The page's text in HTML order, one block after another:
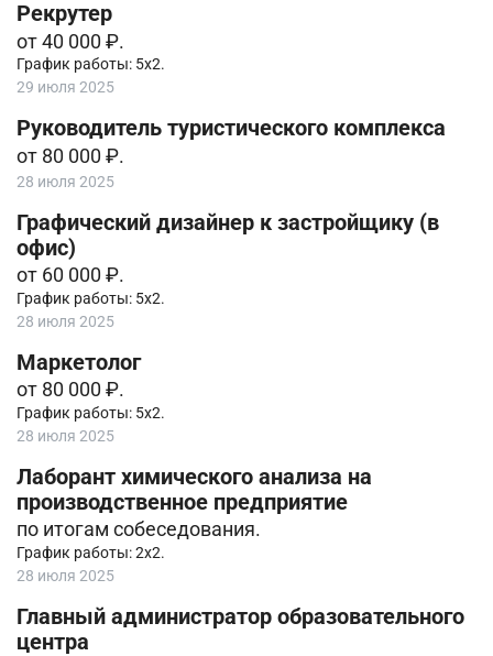
Рекрутер
от 40 000 ₽.
График работы: 5х2.
29 июля 2025
Руководитель туристического комплекса
от 80 000 ₽.
28 июля 2025
Графический дизайнер к застройщику (в
офис)
от 60 000 ₽.
График работы: 5х2.
28 июля 2025
Маркетолог
от 80 000 ₽.
График работы: 5х2.
28 июля 2025
Лаборант химического анализа на
производственное предприятие
по итогам собеседования.
График работы: 2х2.
28 июля 2025
Главный администратор образовательного
центра